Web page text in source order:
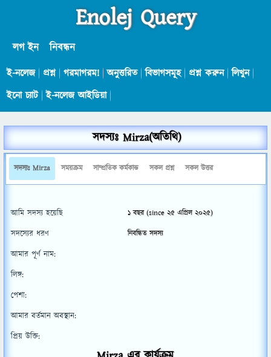
Enolej Query
লগ ইন নিবন্ধন
ই-নলেজ প্রশ্ন গরমাগরম! অনুত্তরিত বিভাগসমূহ প্রশ্ন করুন লিখুন
ইনো চ্যাট ই-নলেজ আইডিয়া
সদস্যঃ Mirza(অতিথি)
সদস্যঃ Mirza সময়ক্রম সাম্প্রতিক কর্মকান্ড সকল প্রশ্ন সকল উত্তর
আমি সদস্য হয়েছি 1 বছর (since 25 এপ্রিল 2025)
সদস্যের ধরণ নিবন্ধিত সদস্য
আমার পূর্ণ নাম:
লিঙ্গ:
পেশা:
আমার বর্তমান অবস্থান:
প্রিয় উক্তি: